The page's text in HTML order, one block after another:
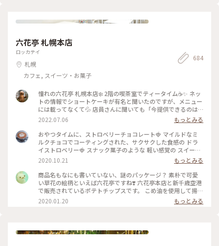
に欠けますが、本当にオススメのホテルです❗️
らの100万ドルの夜景🌃✨ これがなんと…食事の予約を19時に
してたので 日が暮れる前に函館山を下山という悲しい結果に
😭 食事の後また行こうか？とも考えたのですが… お酒がすす
み過ぎて外出出来ませんでした🤪 ＊ #
ちいさな列車旅
施設でした☺️ ＊函館煉瓦工場 ◦赤瓦コースター ◦アロマ
スティックも可愛くて、インテリアとして置いておけるのと、
挿すだけでお気に入りの香りが楽しめるところが素敵でした🪴
香りは旅の思い出としてお土産にするのも良いなと思い、お気
サリーも、色や形ひとつひとつに違う味が出ていて、どれを選
ぼうか凄く悩ましかったです、、🥹 旅の思い出に出会えた素敵
な場所でした🧸 📷2025.08.07 #一人旅#夏旅#ゆるり夏時間#北
海道#函館市#函館#函館駅#ベイエリア#金森赤レンガ倉庫#赤
レンガ倉庫#函館煉瓦工場#金森赤レンガ倉庫店#赤瓦#コース
ター#アロマ#アロマグッズ#香り#旅の思い出#ハンドメイドア
クセサリー#アクセサリー#ハンドメイド#ガラス製品#食器#函
六花亭 札幌本店
ロッカテイ
札幌
カフェ, スイーツ・お菓子
684
憧れの六花亭 札幌本店❄️ 2階の喫茶室でティータイム☕️✨ ネッ
トの情報でショートケーキが有名と聞いたのですが、メニュー
には載ってなくて💦 店員さんに聞いても「今提供できるのは
メニューにあるものだけです」と言われたのでプディングケー
キにしてみました🍮 しっかりとした固めプリンが食べ応えバ
ツグン😋 やっぱり六花亭はプリンも美味しい💕 喫茶室を満喫
することができて良かったのですが、店舗限定のマルセイアイ
スサンドは喫茶室の順番待ちをしなくてもコーヒースタンドで
いただけたので、そっちでもよかったかもなんて思ったり😅 1
階ではお土産などの商品が販売されていました🎁 人気のお菓
子もバラで売られているので好きな数だけ買えて便利♪ 私は
自宅に配送してもらうことにして、細かい個数で注文させても
らいました😊 ポテトチップス以外はどれでも帯広の工場から
直送してもらえるようです🚛 後日、ギッシリと箱詰めされた
お菓子がクール便で届きました😆 こんなにあったら当分お菓
幌 #六花亭 #プリン #北海道土産 #Myことりっぷ
2022.07.06
もっとみる
おやつタイムに、ストロベリーチョコレート🍓 マイルドなミ
ルクチョコでコーティングされた、サクサクした食感の ドラ
イストロベリー🍓 スナック菓子のような 軽い感覚の スイーツ
です♬ ミルクチョコレートの甘味といちごの酸味が 程良く美
味しい✨ お馴染みの 花柄のパッケージ。 北海道が拠点の 六花
亭。 立ち寄った近くのスーパーで見つけて買いました😊 期間
限定なので、見つけてラッキーでした♡ #スイーツ #おみやげ
#チョコレート #ストロベリーチョコレート #北海道 #六花亭 #
わたしの街 #北海道フェア #近所のスーパーで見つけた #こと
りっぷ東京
2020.10.21
もっとみる
商品名もなにも書いていない、謎のパッケージ？ 素朴で可愛
い草花の絵柄といえば六花亭ですね❣️ 六花亭本店と新千歳空港
で販売されているポテトチップスです。 こめ油を使用して揚げ
ているからか、 さくっと軽い食感。 アメリカンなポテトチッ
プスと比べて ふわっと空気を含むえびせんのような感じがし
お子たちをディズニーランドに送迎したり“親戚の姉ちゃん”頑
2020.01.20 もっとみる